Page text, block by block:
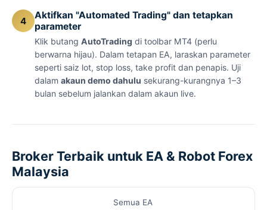
4
Aktifkan "Automated Trading" dan tetapkan
parameter
Klik butang AutoTrading di toolbar MT4 (perlu
berwarna hijau). Dalam tetapan EA, laraskan parameter
seperti saiz lot, stop loss, take profit dan penapis. Uji
dalam akaun demo dahulu sekurang-kurangnya 1–3
bulan sebelum jalankan dalam akaun live.
Broker Terbaik untuk EA & Robot Forex
Malaysia
Semua EA